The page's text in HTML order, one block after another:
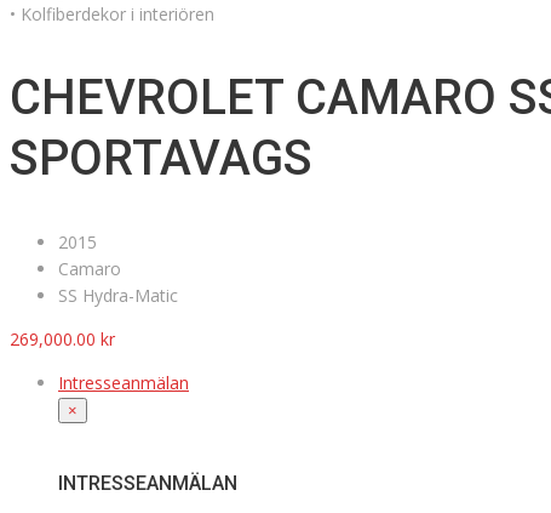
• Kolfiberdekor i interiören
CHEVROLET CAMARO
SPORTAVAGS
2015
Camaro
SS Hydra-Matic
269,000.00 kr
Intresseanmälan
×
INTRESSEANMÄLAN